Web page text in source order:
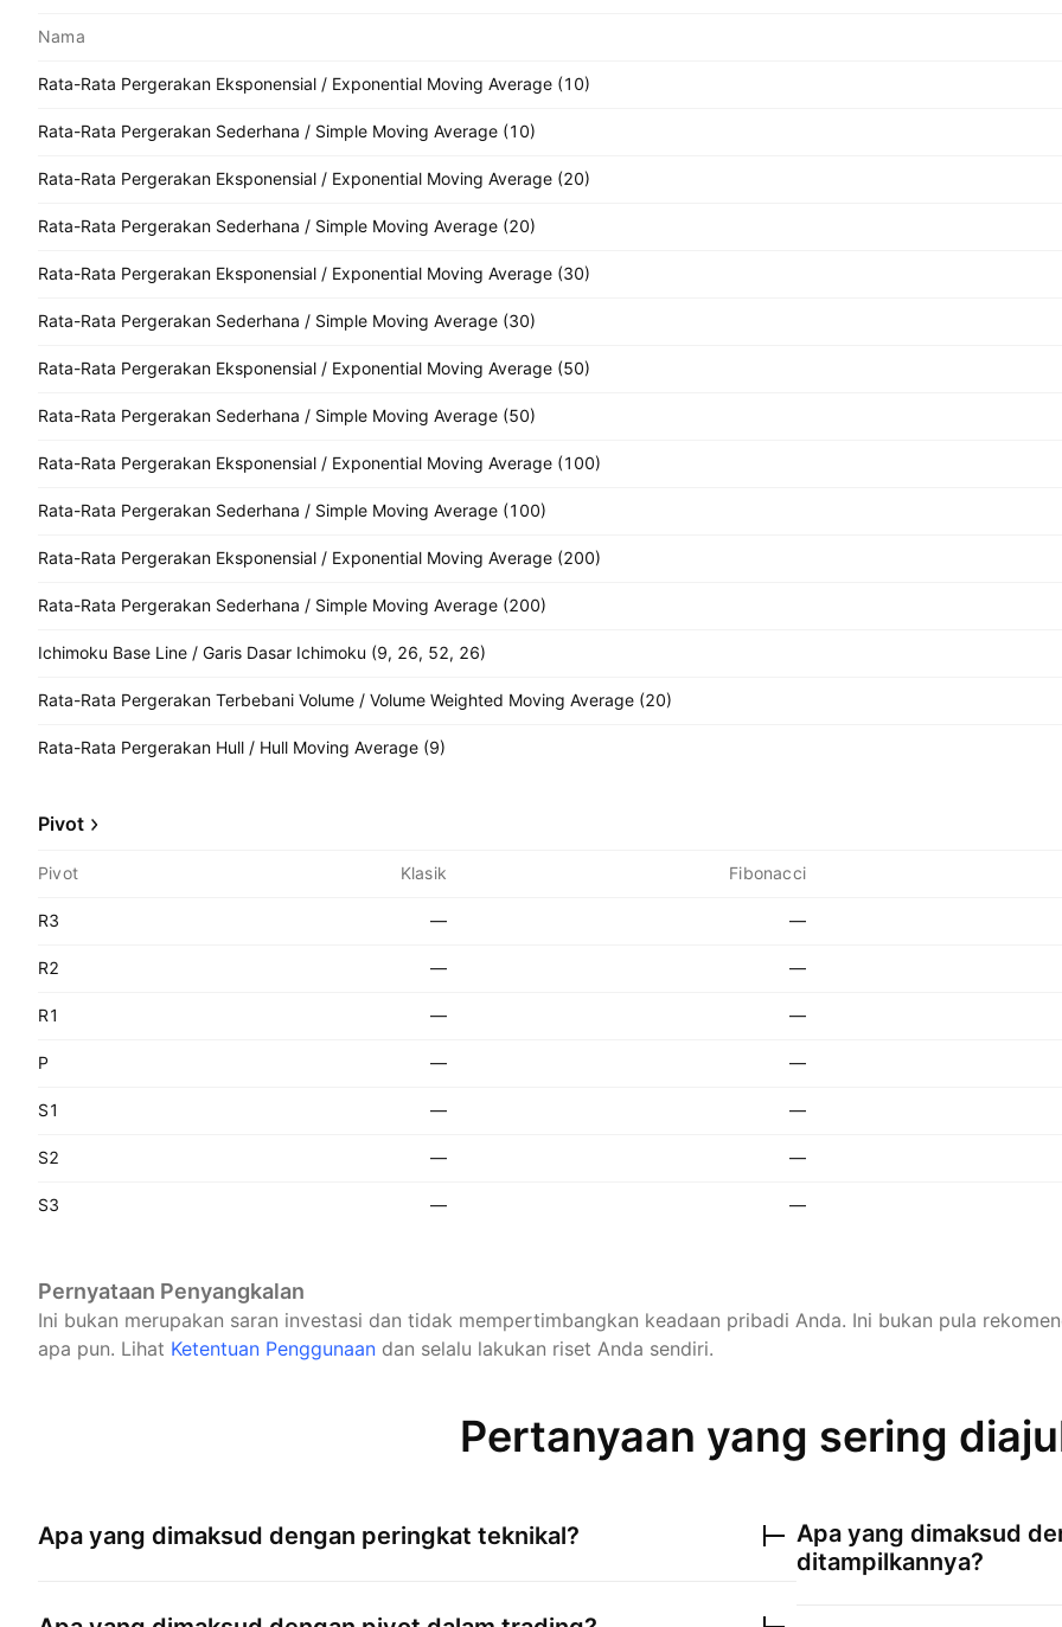
Nama
Rata-Rata Pergerakan Eksponensial / Exponential Moving Average (10)
Rata-Rata Pergerakan Sederhana / Simple Moving Average (10)
Rata-Rata Pergerakan Eksponensial / Exponential Moving Average (20)
Rata-Rata Pergerakan Sederhana / Simple Moving Average (20)
Rata-Rata Pergerakan Eksponensial / Exponential Moving Average (30)
Rata-Rata Pergerakan Sederhana / Simple Moving Average (30)
Rata-Rata Pergerakan Eksponensial / Exponential Moving Average (50)
Rata-Rata Pergerakan Sederhana / Simple Moving Average (50)
Rata-Rata Pergerakan Eksponensial / Exponential Moving Average (100)
Rata-Rata Pergerakan Sederhana / Simple Moving Average (100)
Rata-Rata Pergerakan Eksponensial / Exponential Moving Average (200)
Rata-Rata Pergerakan Sederhana / Simple Moving Average (200)
Ichimoku Base Line / Garis Dasar Ichimoku (9, 26, 52, 26)
Rata-Rata Pergerakan Terbebani Volume / Volume Weighted Moving Average (20)
Rata-Rata Pergerakan Hull / Hull Moving Average (9)
Pivot
Pivot Klasik Fibonacci
R3 — —
R2 — —
R1 — —
P — —
S1 — —
S2 — —
S3 — —
Pernyataan Penyangkalan
Ini bukan merupakan saran investasi dan tidak mempertimbangkan keadaan pribadi Anda. Ini bukan pula
apa pun. Lihat Ketentuan Penggunaan dan selalu lakukan riset Anda sendiri.
Pertanyaan yang sering
Apa yang dimaksud dengan peringkat teknikal?
Apa yang dimaksud
ditampilkannya?